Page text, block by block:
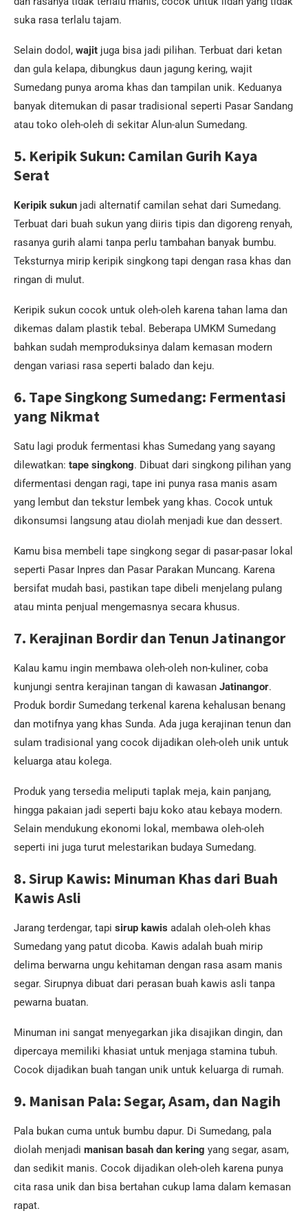
suka rasa terlalu tajam.
Selain dodol, wajit juga bisa jadi pilihan. Terbuat dari ketan
dan gula kelapa, dibungkus daun jagung kering, wajit
Sumedang punya aroma khas dan tampilan unik. Keduanya
banyak ditemukan di pasar tradisional seperti Pasar Sandang
atau toko oleh-oleh di sekitar Alun-alun Sumedang.
5. Keripik Sukun: Camilan Gurih Kaya
Serat
Keripik sukun jadi alternatif camilan sehat dari Sumedang.
Terbuat dari buah sukun yang diiris tipis dan digoreng renyah,
rasanya gurih alami tanpa perlu tambahan banyak bumbu.
Teksturnya mirip keripik singkong tapi dengan rasa khas dan
ringan di mulut.
Keripik sukun cocok untuk oleh-oleh karena tahan lama dan
dikemas dalam plastik tebal. Beberapa UMKM Sumedang
bahkan sudah memproduksinya dalam kemasan modern
dengan variasi rasa seperti balado dan keju.
6. Tape Singkong Sumedang: Fermentasi
yang Nikmat
Satu lagi produk fermentasi khas Sumedang yang sayang
dilewatkan: tape singkong. Dibuat dari singkong pilihan yang
difermentasi dengan ragi, tape ini punya rasa manis asam
yang lembut dan tekstur lembek yang khas. Cocok untuk
dikonsumsi langsung atau diolah menjadi kue dan dessert.
Kamu bisa membeli tape singkong segar di pasar-pasar lokal
seperti Pasar Inpres dan Pasar Parakan Muncang. Karena
bersifat mudah basi, pastikan tape dibeli menjelang pulang
atau minta penjual mengemasnya secara khusus.
7. Kerajinan Bordir dan Tenun Jatinangor
Kalau kamu ingin membawa oleh-oleh non-kuliner, coba
kunjungi sentra kerajinan tangan di kawasan Jatinangor.
Produk bordir Sumedang terkenal karena kehalusan benang
dan motifnya yang khas Sunda. Ada juga kerajinan tenun dan
sulam tradisional yang cocok dijadikan oleh-oleh unik untuk
keluarga atau kolega.
Produk yang tersedia meliputi taplak meja, kain panjang,
hingga pakaian jadi seperti baju koko atau kebaya modern.
Selain mendukung ekonomi lokal, membawa oleh-oleh
seperti ini juga turut melestarikan budaya Sumedang.
8. Sirup Kawis: Minuman Khas dari Buah
Kawis Asli
Jarang terdengar, tapi sirup kawis adalah oleh-oleh khas
Sumedang yang patut dicoba. Kawis adalah buah mirip
delima berwarna ungu kehitaman dengan rasa asam manis
segar. Sirupnya dibuat dari perasan buah kawis asli tanpa
pewarna buatan.
Minuman ini sangat menyegarkan jika disajikan dingin, dan
dipercaya memiliki khasiat untuk menjaga stamina tubuh.
Cocok dijadikan buah tangan unik untuk keluarga di rumah.
9. Manisan Pala: Segar, Asam, dan Nagih
Pala bukan cuma untuk bumbu dapur. Di Sumedang, pala
diolah menjadi manisan basah dan kering yang segar, asam,
dan sedikit manis. Cocok dijadikan oleh-oleh karena punya
cita rasa unik dan bisa bertahan cukup lama dalam kemasan
rapat.